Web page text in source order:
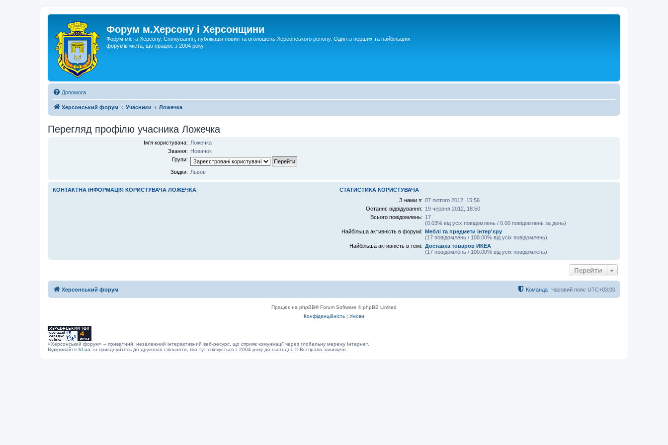
Форум м.Херсону і Херсонщини
Форум міста Херсону. Спілкування, публікація новин та оголошень Херсонського регіону. Один із перших та найбільших
форумів міста, що працює з 2004 року
Допомога
Херсонський форум Учасники Ложечка
Перегляд профілю учасника Ложечка
Ім'я користувача: Ложечка
Звання: Новачок
Групи:
Звідки: Львов
КОНТАКТНА ІНФОРМАЦІЯ КОРИСТУВАЧА ЛОЖЕЧКА
СТАТИСТИКА КОРИСТУВАЧА
З нами з: 07 лютого 2012, 15:56
Останнє відвідування: 19 червня 2012, 18:50
Всього повідомлень: 17
(0.03% від усіх повідомлень / 0.00 повідомлень за день)
Найбільша активність в форумі: Меблі та предмети інтер'єру
(17 повідомлень / 100.00% від усіх повідомлень)
Найбільша активність в темі: Доставка товаров ИКЕА
(17 повідомлень / 100.00% від усіх повідомлень)
Перейти
Херсонський форум Часовий пояс UTC+03:00
Команда
Працює на phpBB® Forum Software © phpBB Limited
Конфіденційність | Умови
«Херсонський форум» – приватний, незалежний інтерактивний веб-ресурс, що сприяє комунікації через глобальну мережу Інтернет.
Відкривайте hf.ua та приєднуйтесь до дружньої спільноти, яка тут спілкується з 2004 року до сьогодні. © Всі права захищені.